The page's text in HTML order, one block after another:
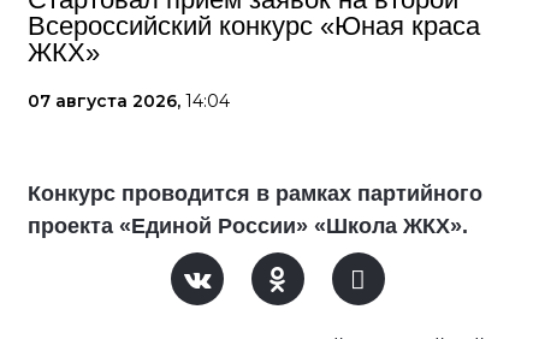
Всероссийский конкурс «Юная краса
ЖКХ»
07 августа 2026, 14:04
Конкурс проводится в рамках партийного
проекта «Единой России» «Школа ЖКХ».